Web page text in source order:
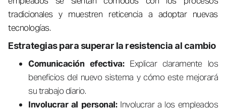
tradicionales y muestren reticencia a adoptar nuevas
tecnologías.
Estrategias para superar la resistencia al cambio
Comunicación efectiva:Explicar claramente los
beneficios del nuevo sistema y cómo este mejorará
su trabajo diario.
Involucrar al personal:Involucrar a los empleados